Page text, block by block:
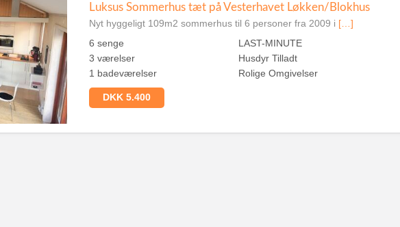
Luksus Sommerhus tæt på Vesterhavet Løkken/Blokhus
Nyt hyggeligt 109m2 sommerhus til 6 personer fra 2009 i […]
6 senge
3 værelser
1 badeværelser
LAST-MINUTE
Husdyr Tilladt
Rolige Omgivelser
DKK 5.400